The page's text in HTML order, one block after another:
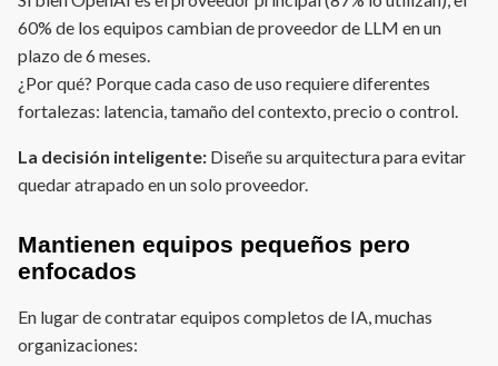
60% de los equipos cambian de proveedor de LLM en un
plazo de 6 meses.
¿Por qué? Porque cada caso de uso requiere diferentes
fortalezas: latencia, tamaño del contexto, precio o control.
La decisión inteligente: Diseñe su arquitectura para evitar
quedar atrapado en un solo proveedor.
Mantienen equipos pequeños pero
enfocados
En lugar de contratar equipos completos de IA, muchas
organizaciones: